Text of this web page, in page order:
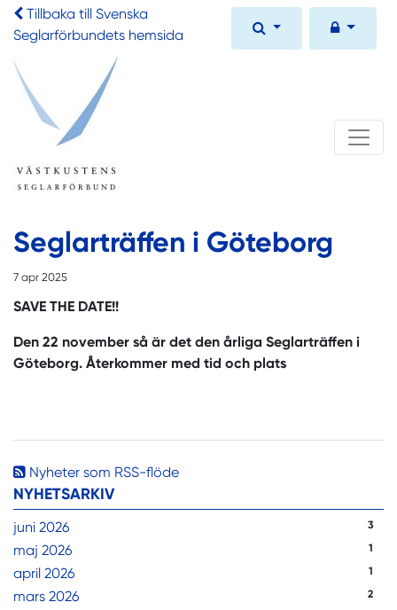
Tillbaka till Svenska
Seglarförbundets hemsida
Nyheter som RSS-flöde
NYHETSARKIV
juni 2026 3
maj 2026 1
april 2026 1
mars 2026 2
Seglarträffen i Göteborg
7 apr 2025
SAVE THE DATE!!
Den 22 november så är det den årliga Seglarträffen i
Göteborg. Återkommer med tid och plats